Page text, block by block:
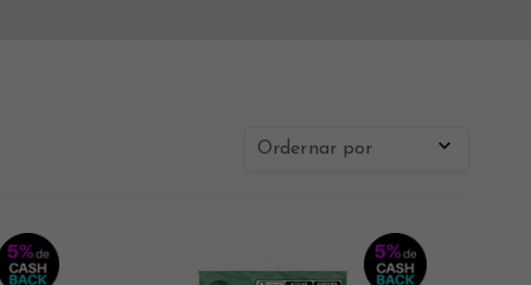
Ordernar por
Menor Preço